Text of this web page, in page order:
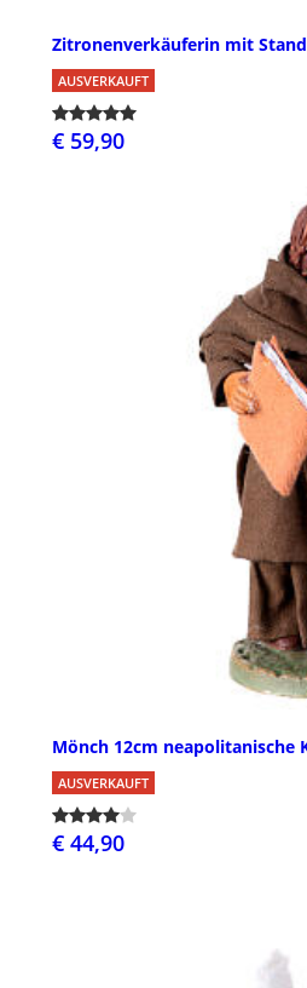
Zitronenverkäuferin mit
AUSVERKAUFT
€ 59,90
Mönch 12cm neapolitanische
AUSVERKAUFT
€ 44,90